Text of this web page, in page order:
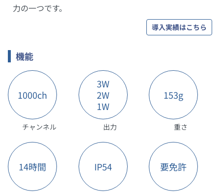
力の一つです。
導入実績はこちら
機能
1000ch
チャンネル
3W
2W
1W
出力
153g
重さ
14時間 IP54 要免許